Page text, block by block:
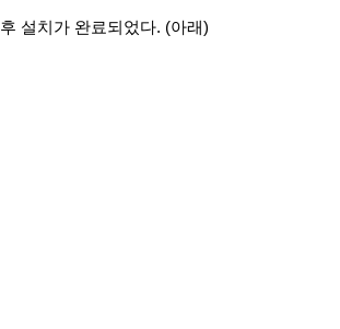
후 설치가 완료되었다. (아래)